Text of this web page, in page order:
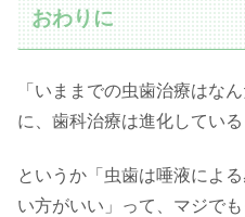
おわりに
「いままでの虫歯治療はな
に、歯科治療は進化している
というか「虫歯は唾液によ
い方がいい」って、マジで